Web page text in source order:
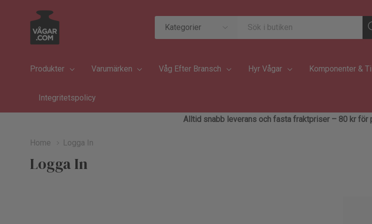
Kategorier
Sök
Produkter Varumärken Våg Efter Bransch Hyr Vågar Komponenter &
Integritetspolicy
Alltid snabb leverans och fasta fraktpriser – 80 kr för
Home Logga In
Logga In